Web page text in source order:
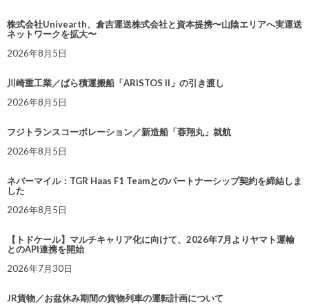
株式会社Univearth、倉吉運送株式会社と資本提携〜山陰エリアへ実運送
ネットワークを拡大〜
2026年8月5日
川崎重工業／ばら積運搬船「ARISTOS II」の引き渡し
2026年8月5日
フジトランスコーポレーション／新造船「蓉翔丸」就航
2026年8月5日
ネバーマイル：TGR Haas F1 Teamとのパートナーシップ契約を締結しま
した
2026年8月5日
【トドケール】マルチキャリア化に向けて、2026年7月よりヤマト運輸
とのAPI連携を開始
2026年7月30日
JR貨物／お盆休み期間の貨物列車の運転計画について